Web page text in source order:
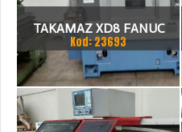
TAKAMAZ XD8 FANUC
21ITA TOKARKA CNC
Kod: 23693